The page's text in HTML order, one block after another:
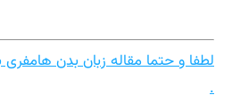
لطفا و حتما مقاله زبان بدن هامفری
.